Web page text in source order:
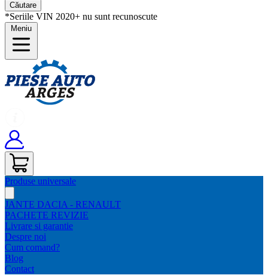
Căutare
*Seriile VIN 2020+ nu sunt recunoscute
Meniu
Produse universale
JANTE DACIA - RENAULT
PACHETE REVIZIE
Livrare si garantie
Despre noi
Cum comand?
Blog
Contact